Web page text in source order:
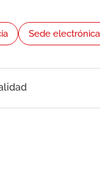
Sede electrónica